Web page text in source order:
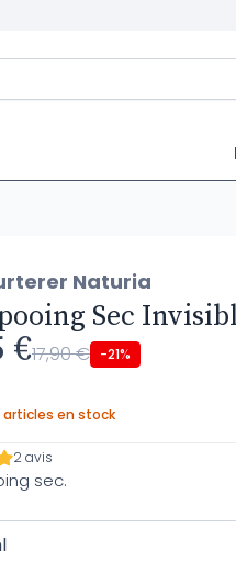
Naturia
Sec
€17,90 € -21%
articles en stock
2 avis
sec.